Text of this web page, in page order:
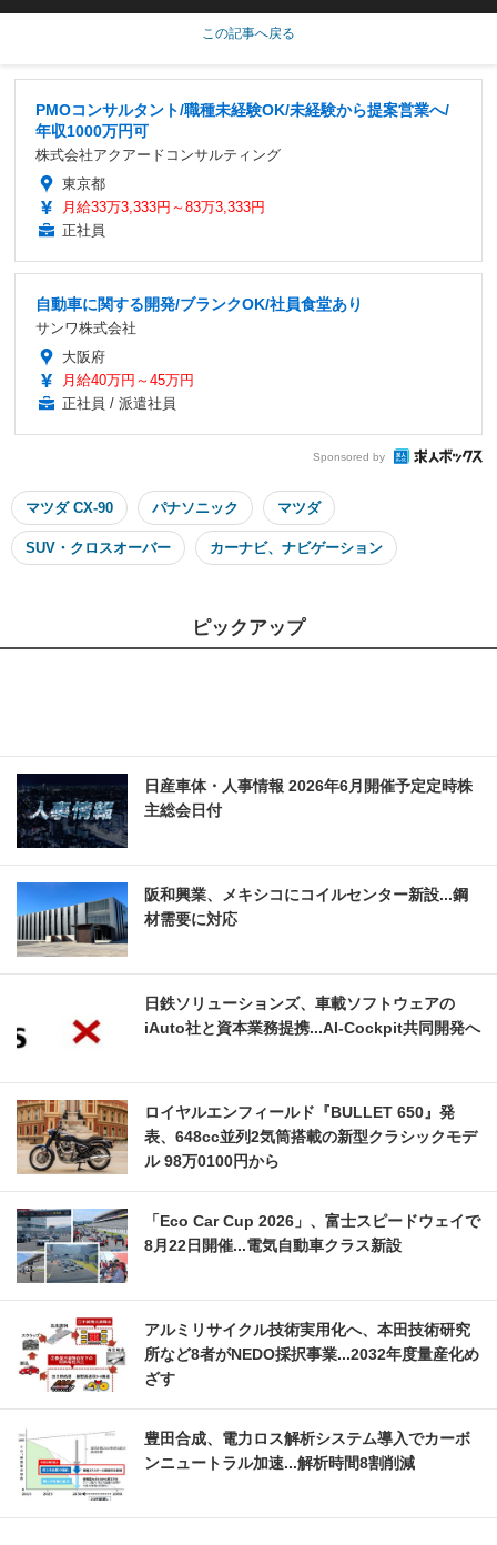
この記事へ戻る
PMOコンサルタント/職種未経験OK/未経験から提案営業へ/
年収1000万円可
株式会社アクアードコンサルティング
東京都
月給33万3,333円～83万3,333円
正社員
自動車に関する開発/ブランクOK/社員食堂あり
サンワ株式会社
大阪府
月給40万円～45万円
正社員 / 派遣社員
Sponsored by
マツダ CX-90 パナソニック マツダ
SUV・クロスオーバー カーナビ、ナビゲーション
ピックアップ
日産車体・人事情報 2026年6月開催予定定時株
主総会日付
阪和興業、メキシコにコイルセンター新設...鋼
材需要に対応
日鉄ソリューションズ、車載ソフトウェアの
iAuto社と資本業務提携...AI-Cockpit共同開発へ
ロイヤルエンフィールド『BULLET 650』発
表、648cc並列2気筒搭載の新型クラシックモデ
ル 98万0100円から
「Eco Car Cup 2026」、富士スピードウェイで
8月22日開催...電気自動車クラス新設
アルミリサイクル技術実用化へ、本田技術研究
所など8者がNEDO採択事業...2032年度量産化め
ざす
豊田合成、電力ロス解析システム導入でカーボ
ンニュートラル加速...解析時間8割削減